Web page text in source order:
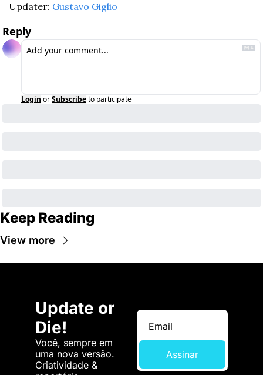
Updater: Gustavo Giglio
Reply
Login orSubscribeto participate
Keep Reading
View more
Update or
Die!
Você, sempre em
uma nova versão.
Criatividade &
Assinar